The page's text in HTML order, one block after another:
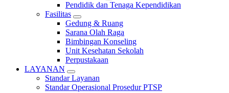
Pendidik dan Tenaga Kependidikan
Fasilitas
Gedung & Ruang
Sarana Olah Raga
Bimbingan Konseling
Unit Kesehatan Sekolah
Perpustakaan
LAYANAN
Standar Layanan
Standar Operasional Prosedur PTSP